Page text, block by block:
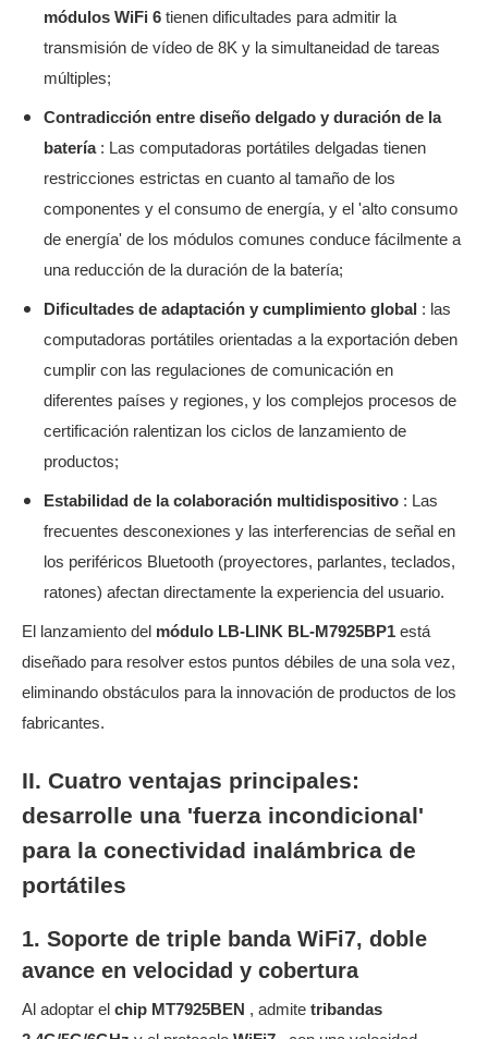
módulos WiFi 6 tienen dificultades para admitir la
transmisión de vídeo de 8K y la simultaneidad de tareas
múltiples;
Contradicción entre diseño delgado y duración de la
batería : Las computadoras portátiles delgadas tienen
restricciones estrictas en cuanto al tamaño de los
componentes y el consumo de energía, y el 'alto consumo
de energía' de los módulos comunes conduce fácilmente a
una reducción de la duración de la batería;
Dificultades de adaptación y cumplimiento global : las
computadoras portátiles orientadas a la exportación deben
cumplir con las regulaciones de comunicación en
diferentes países y regiones, y los complejos procesos de
certificación ralentizan los ciclos de lanzamiento de
productos;
Estabilidad de la colaboración multidispositivo : Las
frecuentes desconexiones y las interferencias de señal en
los periféricos Bluetooth (proyectores, parlantes, teclados,
ratones) afectan directamente la experiencia del usuario.
El lanzamiento del módulo LB-LINK BL-M7925BP1 está
diseñado para resolver estos puntos débiles de una sola vez,
eliminando obstáculos para la innovación de productos de los
fabricantes.
II. Cuatro ventajas principales:
desarrolle una 'fuerza incondicional'
para la conectividad inalámbrica de
portátiles
1. Soporte de triple banda WiFi7, doble
avance en velocidad y cobertura
Al adoptar el chip MT7925BEN , admite tribandas